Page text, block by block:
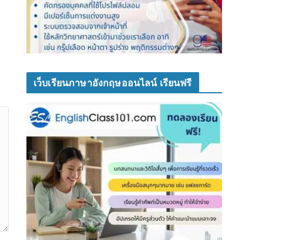
เว็บเรียนภาษาอังกฤษออนไลน์ เรียนฟรี